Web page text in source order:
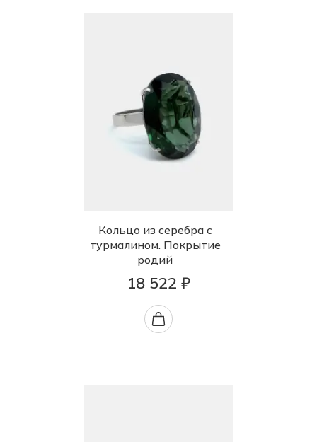
Кольцо из серебра с
турмалином. Покрытие
родий
18 522 ₽